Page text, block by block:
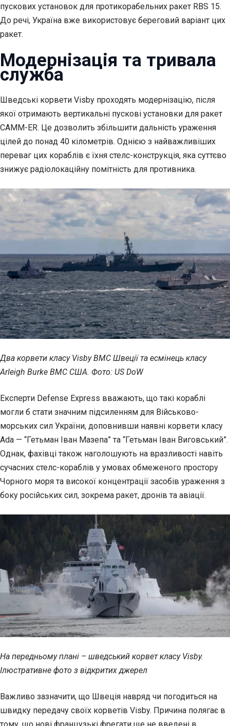
пускових установок для протикорабельних ракет RBS 15.
До речі, Україна вже використовує береговий варіант цих
ракет.
Модернізація та тривала
служба
Шведські корвети Visby проходять модернізацію, після
якої отримають вертикальні пускові установки для ракет
CAMM-ER. Це дозволить збільшити дальність ураження
цілей до понад 40 кілометрів. Однією з найважливіших
переваг цих кораблів є їхня стелс-конструкція, яка суттєво
знижує радіолокаційну помітність для противника.
Два корвети класу Visby ВМС Швеції та есмінець класу
Arleigh Burke ВМС США. Фото: US DoW
Експерти Defense Express вважають, що такі кораблі
могли б стати значним підсиленням для Військово-
морських сил України, доповнивши наявні корвети класу
Ada — “Гетьман Іван Мазепа” та “Гетьман Іван Виговський”.
Однак, фахівці також наголошують на вразливості навіть
сучасних стелс-кораблів у умовах обмеженого простору
Чорного моря та високої концентрації засобів ураження з
боку російських сил, зокрема ракет, дронів та авіації.
На передньому плані – шведський корвет класу Visby.
Ілюстративне фото з відкритих джерел
Важливо зазначити, що Швеція навряд чи погодиться на
швидку передачу своїх корветів Visby. Причина полягає в